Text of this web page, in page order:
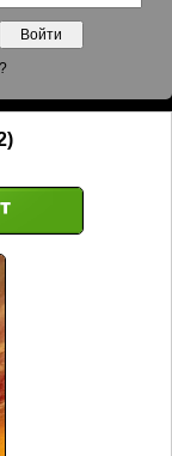
Войти